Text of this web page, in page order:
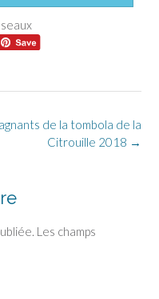
de la tombola de la
Citrouille 2018 →
Les champs